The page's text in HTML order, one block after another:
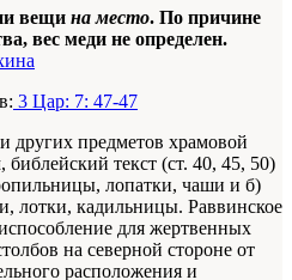
вещи на место. По причине
вес меди не определен.
3 Цар: 7: 47-47
других предметов храмовой
текст (ст. 40, 45, 50)
лопатки, чаши и б)
лотки, кадильницы. Раввинское
для жертвенных
на северной стороне от
расположения и